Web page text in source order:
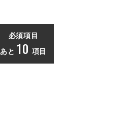
必須項目
あと 10 項目